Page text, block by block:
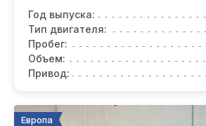
Год выпуска:
Тип двигателя:
Пробег:
Объем:
Привод:
Европа